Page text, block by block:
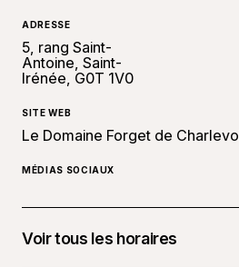
ADRESSE
5, rang Saint-
Antoine, Saint-
Irénée, G0T 1V0
SITE WEB
Le Domaine Forget de
MÉDIAS SOCIAUX
Voir tous les horaires